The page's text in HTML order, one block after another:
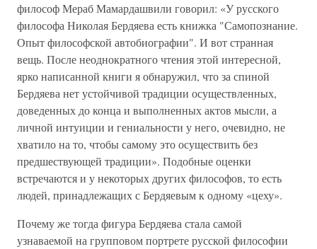
философ Мераб Мамардашвили говорил: «У русского
философа Николая Бердяева есть книжка "Самопознание.
Опыт философской автобиографии". И вот странная
вещь. После неоднократного чтения этой интересной,
ярко написанной книги я обнаружил, что за спиной
Бердяева нет устойчивой традиции осуществленных,
доведенных до конца и выполненных актов мысли, а
личной интуиции и гениальности у него, очевидно, не
хватило на то, чтобы самому это осуществить без
предшествующей традиции». Подобные оценки
встречаются и у некоторых других философов, то есть
людей, принадлежащих с Бердяевым к одному «цеху».
Почему же тогда фигура Бердяева стала самой
узнаваемой на групповом портрете русской философии